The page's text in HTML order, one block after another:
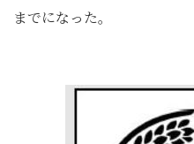
までになった。